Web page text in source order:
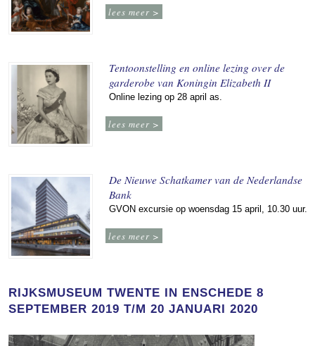
lees meer >
Tentoonstelling en online lezing over de
garderobe van Koningin Elizabeth II
Online lezing op 28 april as.
lees meer >
De Nieuwe Schatkamer van de Nederlandse
Bank
GVON excursie op woensdag 15 april, 10.30 uur.
lees meer >
RIJKSMUSEUM TWENTE IN ENSCHEDE 8
SEPTEMBER 2019 T/M 20 JANUARI 2020